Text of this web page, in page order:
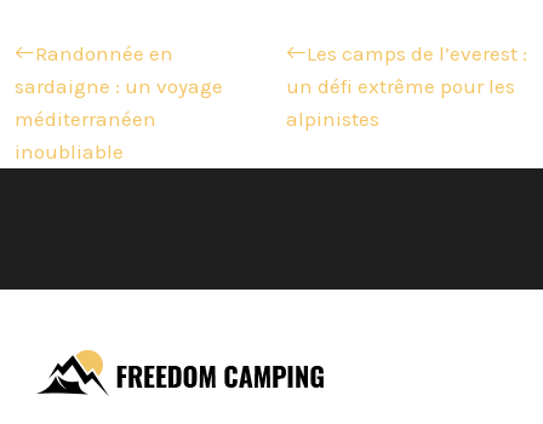
Randonnée en
sardaigne : un voyage
méditerranéen
inoubliable
Les camps de l’everest :
un défi extrême pour les
alpinistes